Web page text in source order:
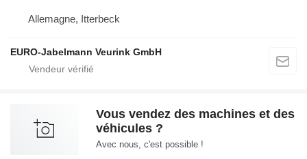
Allemagne, Itterbeck
EURO-Jabelmann Veurink GmbH
Vous vendez des machines et des
véhicules ?
Avec nous, c'est possible !